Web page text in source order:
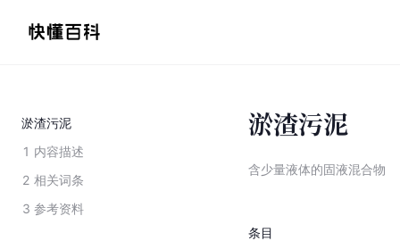
淤渣污泥
1 内容描述
2 相关词条
3 参考资料
淤渣污泥
含少量液体的固液混合物
条目